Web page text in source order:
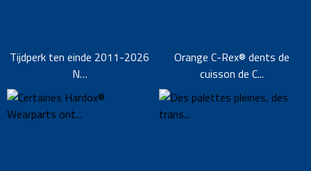
Tijdperk ten einde 2011-2026
N…
Orange C-Rex®️ dents de
cuisson de C...